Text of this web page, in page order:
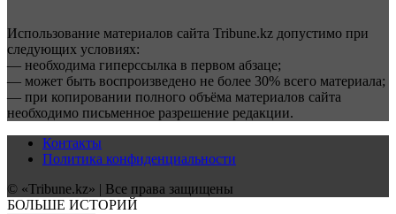
Использование материалов сайта Tribune.kz допустимо при
следующих условиях:
— необходима гиперссылка в первом абзаце;
— может быть воспроизведено не более 30% всего материала;
— при копировании полного объёма материалов сайта
необходимо письменное разрешение редакции.
Контакты
Политика конфиденциальности
© «Tribune.kz» | Все права защищены
БОЛЬШЕ ИСТОРИЙ